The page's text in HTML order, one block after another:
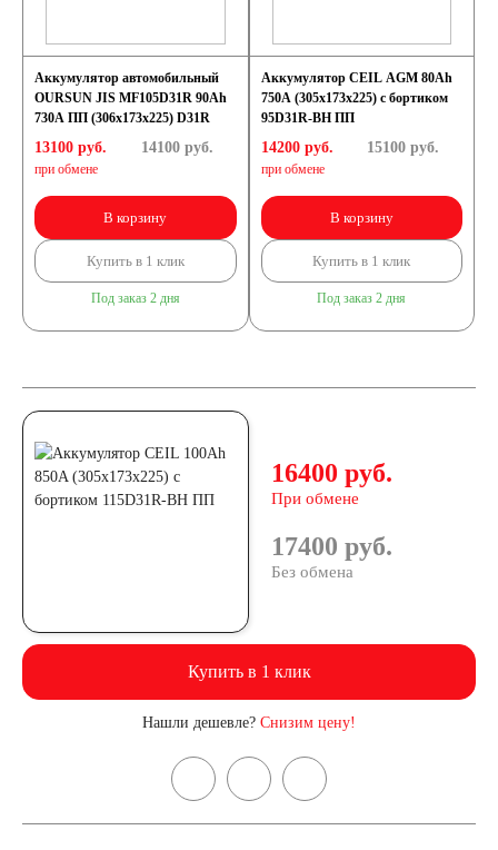
Аккумулятор автомобильный
OURSUN JIS MF105D31R 90Ah
730А ПП (306х173х225) D31R
13100 руб.
при обмене
14100руб.
В корзину
Купить в 1 клик
Под заказ 2 дня
Аккумулятор CEIL AGM 80Ah
750A (305x173x225) с бортиком
95D31R-BH ПП
14200 руб.
при обмене
15100 руб.
В корзину
Купить в 1 клик
Под заказ 2 дня
16400 руб.
При обмене
17400 руб.
Без обмена
Купить в 1 клик
Нашли дешевле? Снизим цену!